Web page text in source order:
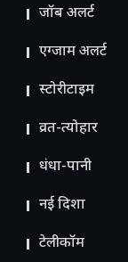
जॉब अलर्ट
एग्जाम अलर्ट
स्टोरीटाइम
व्रत-त्योहार
धंधा-पानी
नई दिशा
टेलीकॉम